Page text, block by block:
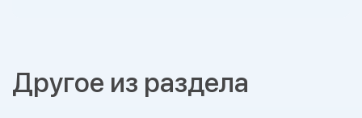
Другое из раздела